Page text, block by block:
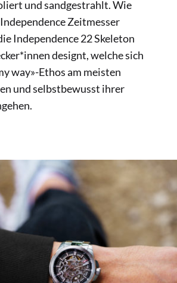
und sandgestrahlt. Wie
Zeitmesser
Independence 22 Skeleton
designt, welche sich
way»-Ethos am meisten
und selbstbewusst ihrer